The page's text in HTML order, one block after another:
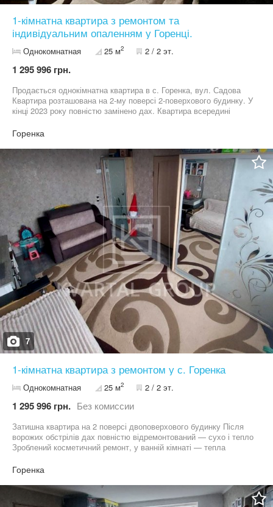
1-кімнатна квартира з ремонтом та
індивідуальним опаленням у Горенці.
Однокомнатная 25 м2 2 / 2 эт.
1 295 996 грн.
Продається однокімнатна квартира в с. Горенка, вул. Садова
Квартира розташована на 2-му поверсі 2-поверхового будинку. У
кінці 2023 року повністю замінено дах. Квартира всередині
Встановлені всі лічильники, повністю замінена сантехніка,
зроблений якісний ремонт ванної кімнати, є тепла підлога. Поруч
знаходяться дитячий садок, школа, магазини, «Фора», зупинка
громадського транспорту. Зручна транспортна розв’язка до
Києва. Телефонуйте для детальної інформації та перегляду.
Горенка
7
1-кімнатна квартира з ремонтом у с. Горенка
Однокомнатная 25 м2 2 / 2 эт.
1 295 996 грн. Без комиссии
Затишна квартира на 2 поверсі двоповерхового будинку Після
ворожих обстрілів дах повністю відремонтований — сухо і тепло
Зроблений косметичний ремонт, у ванній кімнаті — тепла
Опалення індивідуальне газове, гаряча вода — бойлерЗручна
локація — гарна транспортна розв’язка, поруч дитячий садок і
магазин «Фора» Підійде як для життя, так і як готовий варіант
під орендуЦіна: 29000$ Без комісії для покупця!ID: 2057
Горенка